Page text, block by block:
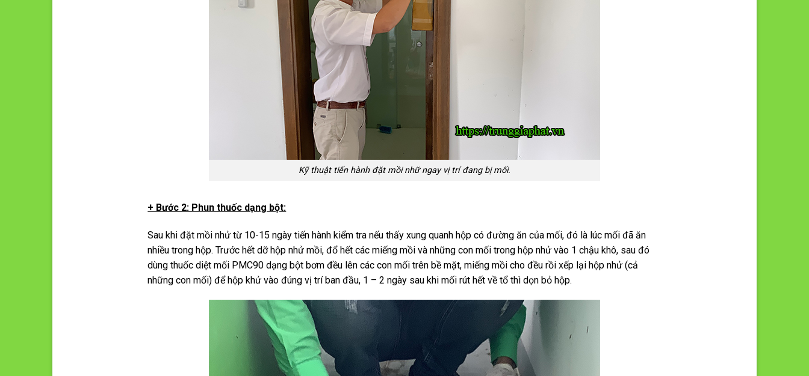
Kỹ thuật tiến hành đặt mồi nhữ ngay vị trí đang bị mối.
+ Bước 2: Phun thuốc dạng bột:
Sau khi đặt mồi nhử từ 10-15 ngày tiến hành kiểm tra nếu thấy xung quanh hộp có đường ăn của mối, đó là lúc mối đã ăn
nhiều trong hộp. Trước hết dỡ hộp nhử mồi, đổ hết các miếng mồi và những con mối trong hộp nhử vào 1 chậu khô, sau đó
dùng thuốc diệt mối PMC90 dạng bột bơm đều lên các con mối trên bề mặt, miếng mồi cho đều rồi xếp lại hộp nhử (cả
những con mối) để hộp khử vào đúng vị trí ban đầu, 1 – 2 ngày sau khi mối rút hết về tổ thì dọn bỏ hộp.